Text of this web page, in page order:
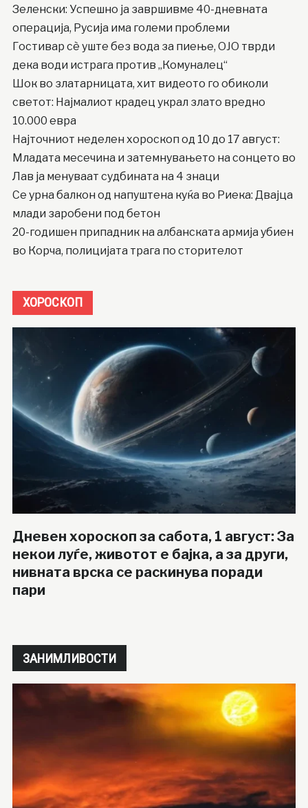
Зеленски: Успешно ја завршивме 40-дневната
операција, Русија има големи проблеми
Гостивар сè уште без вода за пиење, ОЈО тврди
дека води истрага против „Комуналец“
Шок во златарницата, хит видеото го обиколи
светот: Најмалиот крадец украл злато вредно
10.000 евра
Најточниот неделен хороскоп од 10 до 17 август:
Младата месечина и затемнувањето на сонцето во
Лав ја менуваат судбината на 4 знаци
Се урна балкон од напуштена куќа во Риека: Двајца
млади заробени под бетон
20-годишен припадник на албанската армија убиен
во Корча, полицијата трага по сторителот
ХОРОСКОП
Дневен хороскоп за сабота, 1 август: За
некои луѓе, животот е бајка, а за други,
нивната врска се раскинува поради
пари
ЗАНИМЛИВОСТИ